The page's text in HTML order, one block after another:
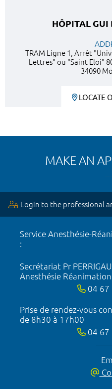
HÔPITAL GUI
TRAM Ligne 1, Arrêt
Lettres" ou "Saint Eloi"
34090
LOCATE
MAKE AN
Login to the professional
Service Anesthésie-
:
Secrétariat Pr
Anesthésie
04 67
Prise de rendez-vous
de 8h30 à 17h00
04 67